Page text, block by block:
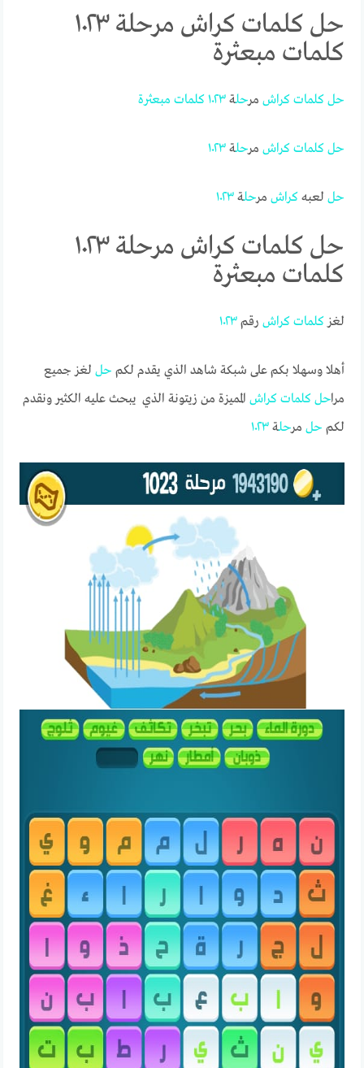
حل كلمات كراش مرحلة ١٠٢٣
كلمات مبعثرة
حل كلمات كراش مرحلة١٠٢٣ كلمات مبعثرة
حل كلمات كراش مرحلة١٠٢٣
حل لعبهكراش مرحلة١٠٢٣
حل كلمات كراش مرحلة ١٠٢٣
كلمات مبعثرة
لغزكلمات كراش رقم١٠٢٣
أهلا وسهلا بكم على شبكة شاهد الذي يقدم لكم حل لغز جميع
مراحل كلمات كراش المميزة من زيتونة الذي يبحث عليه الكثير ونقدم
لكم حل مرحلة١٠٢٣